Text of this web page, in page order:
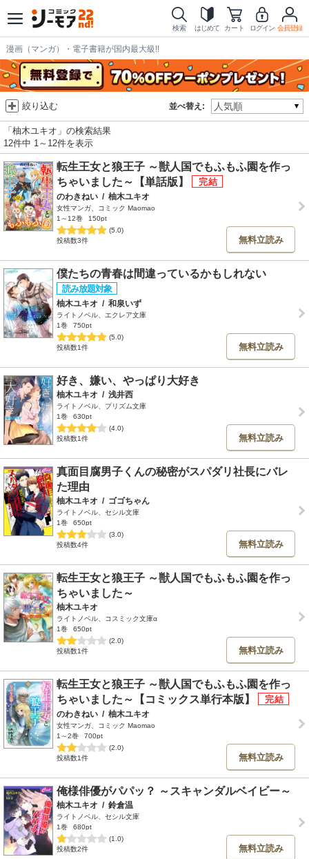
検索 はじめて カート ログイン 会員登録
漫画（マンガ）・電子書籍が国内最大級!!
並べ替え:
絞り込む
「柚木ユキオ」の検索結果
12件中 1～12件を表示
転生王女と狼王子 ～獣人国でもふもふ園を作っ
ちゃいました～【単話版】
のわきねい / 柚木ユキオ
女性マンガ、コミック Maomao
1～12巻
150pt
(5.0)
投稿数3件
無料立読み
僕たちの青春は間違っているかもしれない
柚木ユキオ / 和泉いず
ライトノベル、エクレア文庫
1巻
750pt
(5.0)
投稿数1件
無料立読み
好き、嫌い、やっぱり大好き
柚木ユキオ / 浅井西
ライトノベル、プリズム文庫
1巻
630pt
(4.0)
投稿数1件
無料立読み
真面目腐男子くんの秘密がスパダリ社長にバレ
た理由
柚木ユキオ / ゴゴちゃん
ライトノベル、セシル文庫
1巻
650pt
(3.0)
投稿数4件
無料立読み
転生王女と狼王子 ～獣人国でもふもふ園を作っ
ちゃいました～
柚木ユキオ
ライトノベル、コスミック文庫α
1巻
650pt
(2.0)
投稿数1件
無料立読み
転生王女と狼王子 ～獣人国でもふもふ園を作っ
ちゃいました～【コミックス単行本版】
のわきねい / 柚木ユキオ
女性マンガ、コミック Maomao
1～2巻
700pt
(2.0)
投稿数1件
無料立読み
俺様俳優がパパッ？ ～スキャンダルベイビー～
柚木ユキオ / 鈴倉温
ライトノベル、セシル文庫
1巻
680pt
(1.0)
投稿数2件
無料立読み